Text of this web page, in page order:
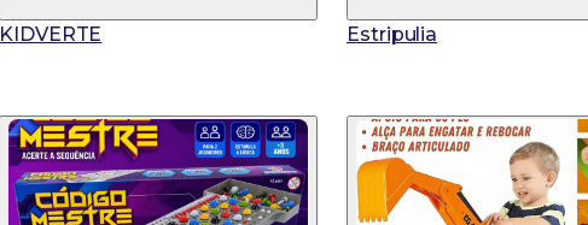
KIDVERTE Estripulia